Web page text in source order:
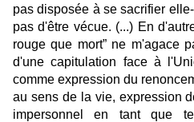
pas disposée à se sacrifier
pas d'être vécue. (...) En
rouge que mort” ne m'agace
d'une capitulation face à
comme expression du
au sens de la vie, expression
impersonnel en tant que